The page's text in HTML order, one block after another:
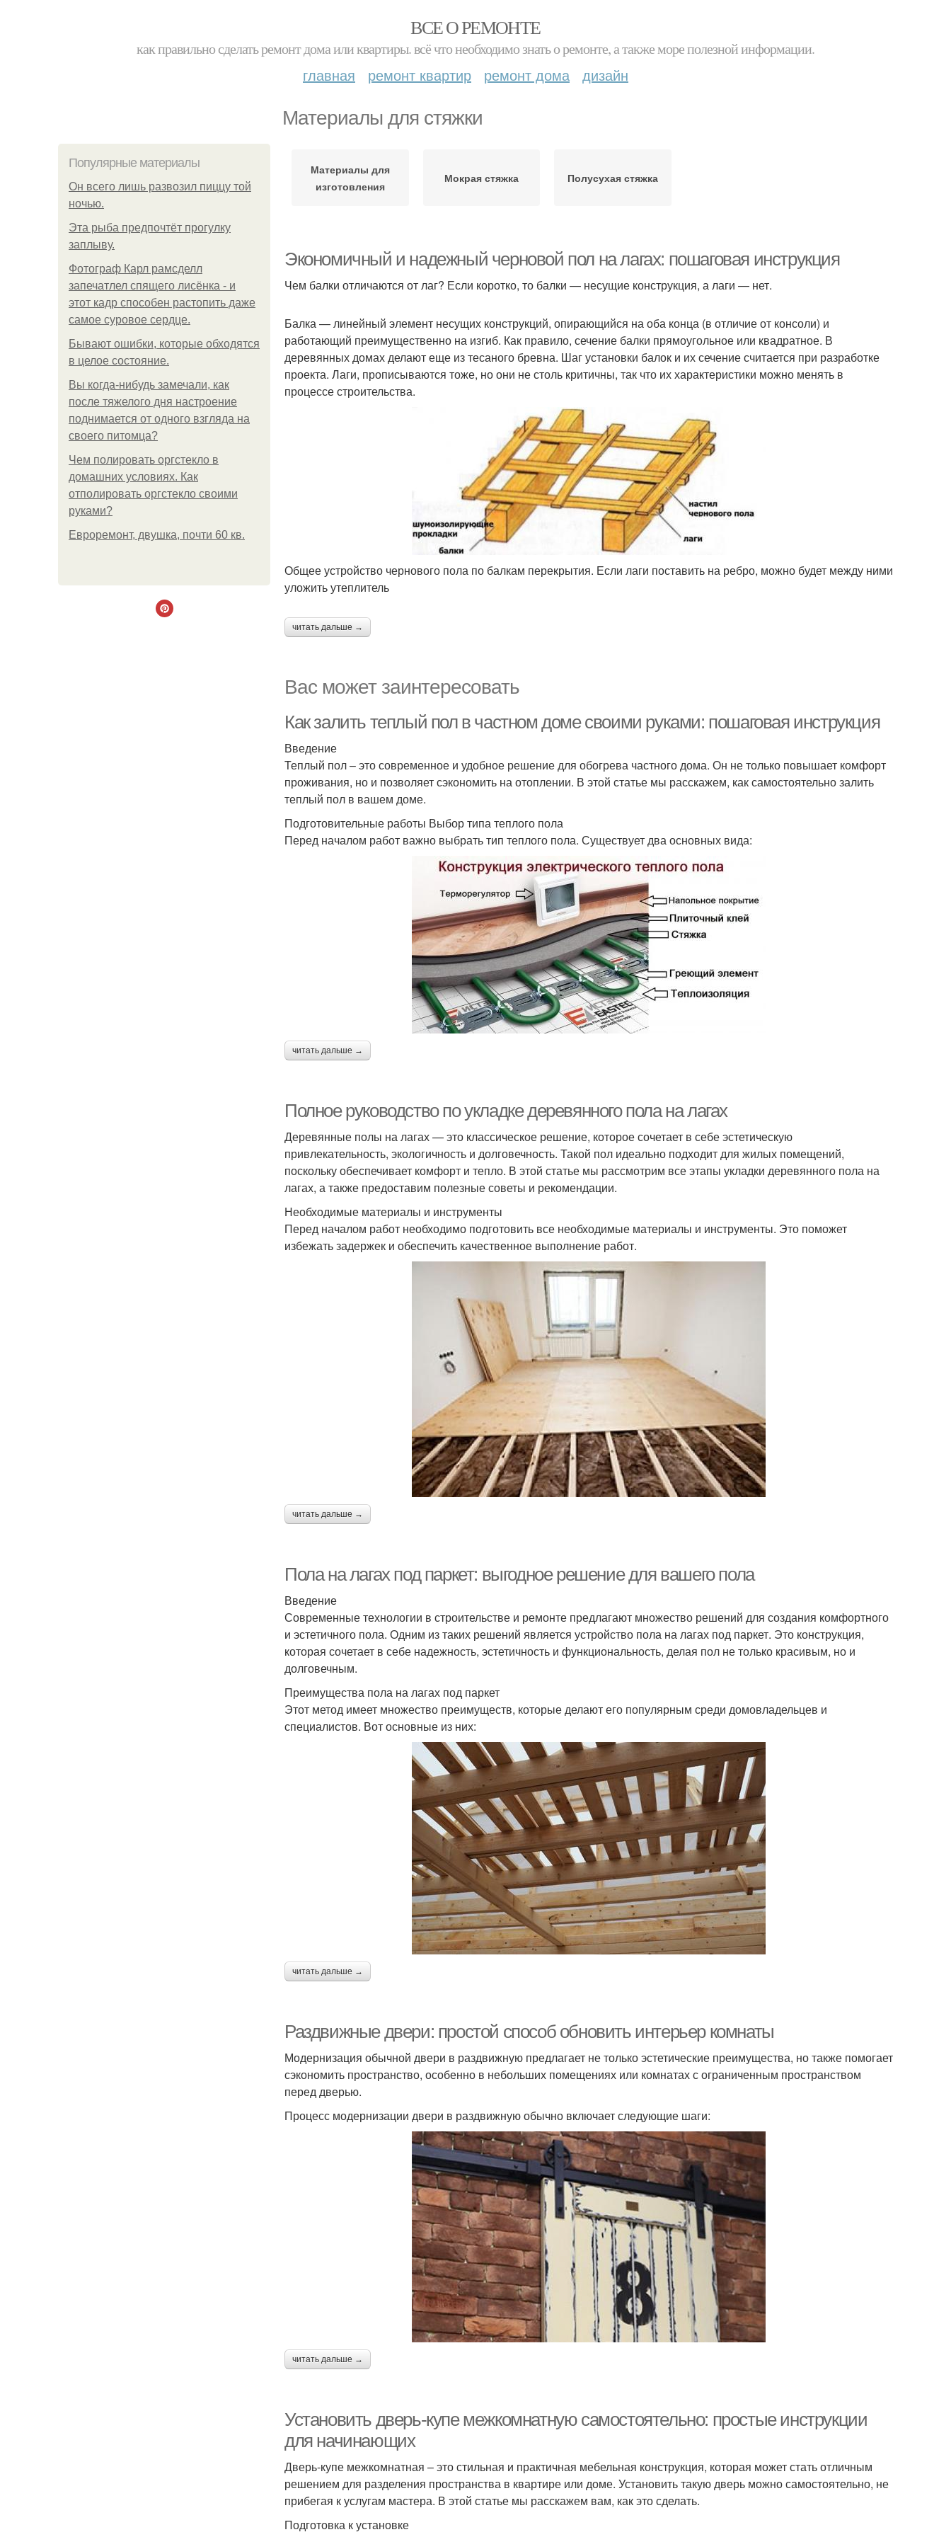
ВСЕ О РЕМОНТЕ
как правильно сделать ремонт дома или квартиры. всё что необходимо знать о ремонте, а также море полезной информации.
главная ремонт квартир ремонт дома дизайн
Материалы для стяжки
Популярные материалы
Он всего лишь развозил пиццу той
ночью.
Эта рыба предпочтёт прогулку
заплыву.
Фотограф Карл рамсделл
запечатлел спящего лисёнка - и
этот кадр способен растопить даже
самое суровое сердце.
Бывают ошибки, которые обходятся
в целое состояние.
Вы когда-нибудь замечали, как
после тяжелого дня настроение
поднимается от одного взгляда на
своего питомца?
Чем полировать оргстекло в
домашних условиях. Как
отполировать оргстекло своими
руками?
Евроремонт, двушка, почти 60 кв.
Материалы для
изготовления
Мокрая стяжка Полусухая стяжка
Экономичный и надежный черновой пол на лагах: пошаговая инструкция
Чем балки отличаются от лаг? Если коротко, то балки — несущие конструкция, а лаги — нет.
Балка — линейный элемент несущих конструкций, опирающийся на оба конца (в отличие от консоли) и
работающий преимущественно на изгиб. Как правило, сечение балки прямоугольное или квадратное. В
деревянных домах делают еще из тесаного бревна. Шаг установки балок и их сечение считается при разработке
проекта. Лаги, прописываются тоже, но они не столь критичны, так что их характеристики можно менять в
процессе строительства.
Общее устройство чернового пола по балкам перекрытия. Если лаги поставить на ребро, можно будет между ними
уложить утеплитель
читать дальше →
Вас может заинтересовать
Как залить теплый пол в частном доме своими руками: пошаговая инструкция
Введение
Теплый пол – это современное и удобное решение для обогрева частного дома. Он не только повышает комфорт
проживания, но и позволяет сэкономить на отоплении. В этой статье мы расскажем, как самостоятельно залить
теплый пол в вашем доме.
Подготовительные работы Выбор типа теплого пола
Перед началом работ важно выбрать тип теплого пола. Существует два основных вида:
читать дальше →
Полное руководство по укладке деревянного пола на лагах
Деревянные полы на лагах — это классическое решение, которое сочетает в себе эстетическую
привлекательность, экологичность и долговечность. Такой пол идеально подходит для жилых помещений,
поскольку обеспечивает комфорт и тепло. В этой статье мы рассмотрим все этапы укладки деревянного пола на
лагах, а также предоставим полезные советы и рекомендации.
Необходимые материалы и инструменты
Перед началом работ необходимо подготовить все необходимые материалы и инструменты. Это поможет
избежать задержек и обеспечить качественное выполнение работ.
читать дальше →
Пола на лагах под паркет: выгодное решение для вашего пола
Введение
Современные технологии в строительстве и ремонте предлагают множество решений для создания комфортного
и эстетичного пола. Одним из таких решений является устройство пола на лагах под паркет. Это конструкция,
которая сочетает в себе надежность, эстетичность и функциональность, делая пол не только красивым, но и
долговечным.
Преимущества пола на лагах под паркет
Этот метод имеет множество преимуществ, которые делают его популярным среди домовладельцев и
специалистов. Вот основные из них:
читать дальше →
Раздвижные двери: простой способ обновить интерьер комнаты
Модернизация обычной двери в раздвижную предлагает не только эстетические преимущества, но также помогает
сэкономить пространство, особенно в небольших помещениях или комнатах с ограниченным пространством
перед дверью.
Процесс модернизации двери в раздвижную обычно включает следующие шаги:
читать дальше →
Установить дверь-купе межкомнатную самостоятельно: простые инструкции
для начинающих
Дверь-купе межкомнатная – это стильная и практичная мебельная конструкция, которая может стать отличным
решением для разделения пространства в квартире или доме. Установить такую дверь можно самостоятельно, не
прибегая к услугам мастера. В этой статье мы расскажем вам, как это сделать.
Подготовка к установке